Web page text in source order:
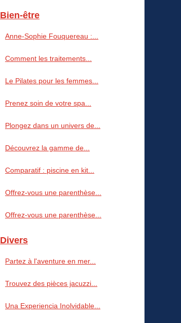
Bien-être
Anne‑Sophie Fouquereau :...
Comment les traitements...
Le Pilates pour les femmes...
Prenez soin de votre spa...
Plongez dans un univers de...
Découvrez la gamme de...
Comparatif : piscine en kit...
Offrez-vous une parenthèse...
Offrez-vous une parenthèse...
Divers
Partez à l'aventure en mer...
Trouvez des pièces jacuzzi...
Una Experiencia Inolvidable...